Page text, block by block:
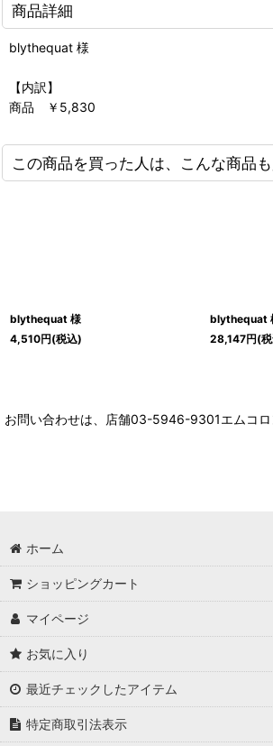
商品詳細
blythequat 様
【内訳】
商品 ￥5,830
この商品を買った人は、こんな商品
blythequat 様
4,510円(税込)
blythequat
28,147円(
お問い合わせは、店舗03-5946-9301エムコロ
ホーム
ショッピングカート
マイページ
お気に入り
最近チェックしたアイテム
特定商取引法表示